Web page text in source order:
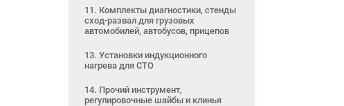
11. Комплекты диагностики, стенды
сход-развал для грузовых
автомобилей, автобусов, прицепов
13. Установки индукционного
нагрева для СТО
14. Прочий инструмент,
регулировочные шайбы и клинья